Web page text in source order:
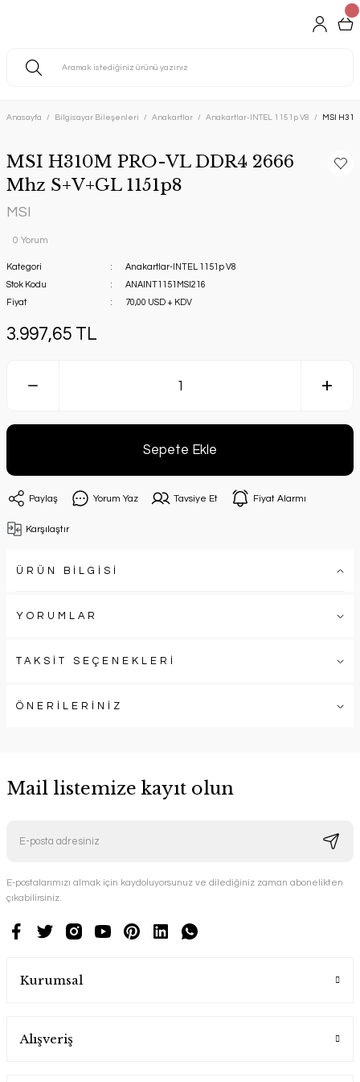
Anasayfa Bilgisayar Bileşenleri Anakartlar Anakartlar-INTEL 1151p V8 MSI
MSI H310M PRO-VL DDR4 2666
Mhz S+V+GL 1151p8
MSI
0 Yorum
Kategori
Anakartlar-INTEL 1151p V8
Stok Kodu
ANAINT1151MSI216
Fiyat
70,00 USD + KDV
3.997,65 TL
Sepete Ekle
Paylaş Yorum Yaz Tavsiye Et Fiyat Alarmı
Karşılaştır
ÜRÜN BİLGİSİ
YORUMLAR
TAKSİT SEÇENEKLERİ
ÖNERİLERİNİZ
Mail listemize kayıt olun
E-postalarımızı almak için kaydoluyorsunuz ve dilediğiniz zaman abonelikten
çıkabilirsiniz.
Kurumsal
Alışveriş